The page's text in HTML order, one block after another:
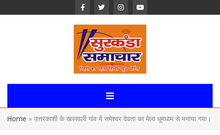
Surkanda
Samachar:
Home » उत्तरकाशी के खरसाली गांव में समेश्वर देवता का मेला धूमधाम से मनाया गया।